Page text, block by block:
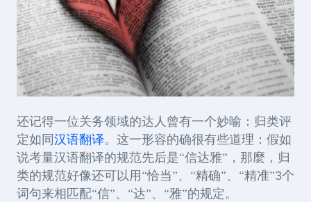
还记得一位关务领域的达人曾有一个妙喻：归类评
定如同 汉语翻译。这一形容的确很有些道理：假如
说考量汉语翻译的规范先后是“信达雅”，那麼，归
类的规范好像还可以用“恰当”、“精确”、“精准”3个
词句来相匹配“信”、“达”、“雅”的规定。